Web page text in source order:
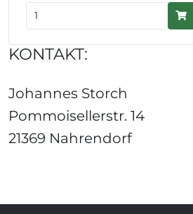
KONTAKT:
Johannes Storch
Pommoisellerstr. 14
21369 Nahrendorf